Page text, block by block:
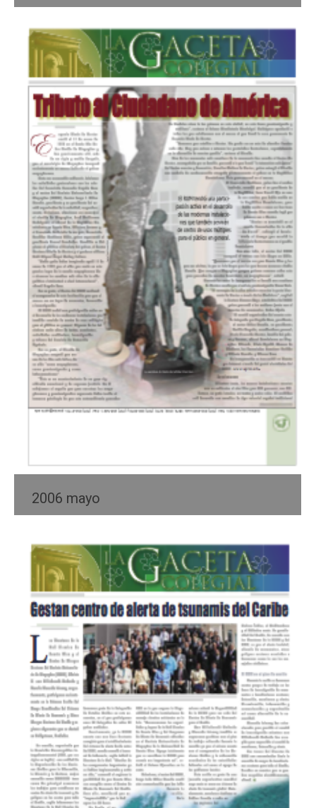
2006 mayo